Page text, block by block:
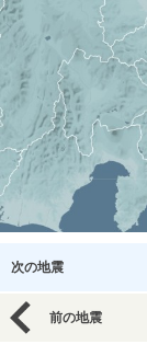
次の地震
前の地震